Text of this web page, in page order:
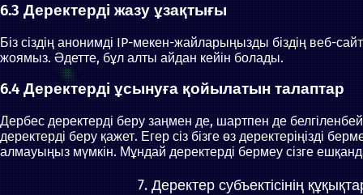
6.3 Деректерді жазу ұзақтығы
Біз сіздің анонимді IP-мекен-жайларыңызды біздің веб-
жоямыз. Әдетте, бұл алты айдан кейін болады.
6.4 Деректерді ұсынуға қойылатын талаптар
Дербес деректерді беру заңмен де, шартпен де
деректерді беру қажет. Егер сіз бізге өз деректеріңізді
алмауыңыз мүмкін. Мұндай деректерді бермеу сізге
7. Деректер субъектісінің